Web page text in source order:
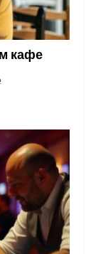
кафе